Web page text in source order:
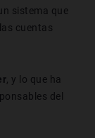
sistema que
cuentas
, y lo que ha
del